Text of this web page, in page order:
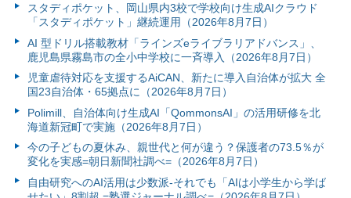
スタディポケット、岡山県内3校で学校向け生成AIクラウド
「スタディポケット」継続運用（2026年8月7日）
AI 型ドリル搭載教材「ラインズeライブラリアドバンス」、
鹿児島県霧島市の全小中学校に一斉導入（2026年8月7日）
児童虐待対応を支援するAiCAN、新たに導入自治体が拡大 全
国23自治体・65拠点に（2026年8月7日）
Polimill、自治体向け生成AI「QommonsAI」の活用研修を北
海道新冠町で実施（2026年8月7日）
今の子どもの夏休み、親世代と何が違う？保護者の73.5％が
変化を実感=朝日新聞社調べ=（2026年8月7日）
自由研究へのAI活用は少数派-それでも「AIは小学生から学ば